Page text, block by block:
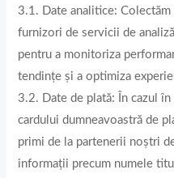
3.1. Date analitice:
furnizori de servicii de
pentru a monitoriza
tendințe și a optimiza
3.2. Date de plată: În cazul
cardului dumneavoastră de
primi de la partenerii noștri
informații precum numele